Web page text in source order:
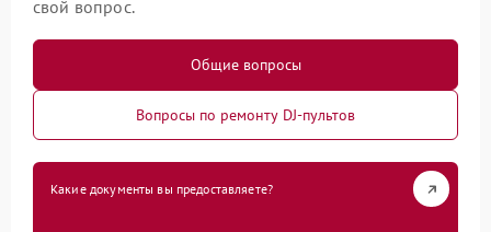
свой вопрос.
Общие вопросы
Вопросы по ремонту DJ-пультов
Какие документы вы предоставляете?